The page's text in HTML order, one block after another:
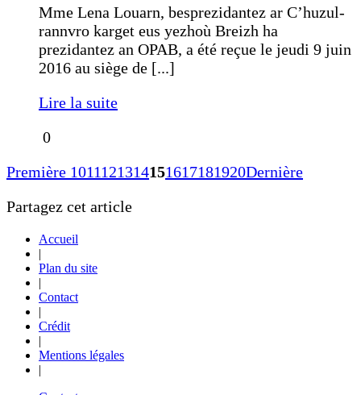
Mme Lena Louarn, besprezidantez ar C’huzul-
rannvro karget eus yezhoù Breizh ha
prezidantez an OPAB, a été reçue le jeudi 9 juin
2016 au siège de [...]
Lire la suite
0
Première 1011121314151617181920Dernière
Partagez cet article
Accueil
|
Plan du site
|
Contact
|
Crédit
|
Mentions légales
|